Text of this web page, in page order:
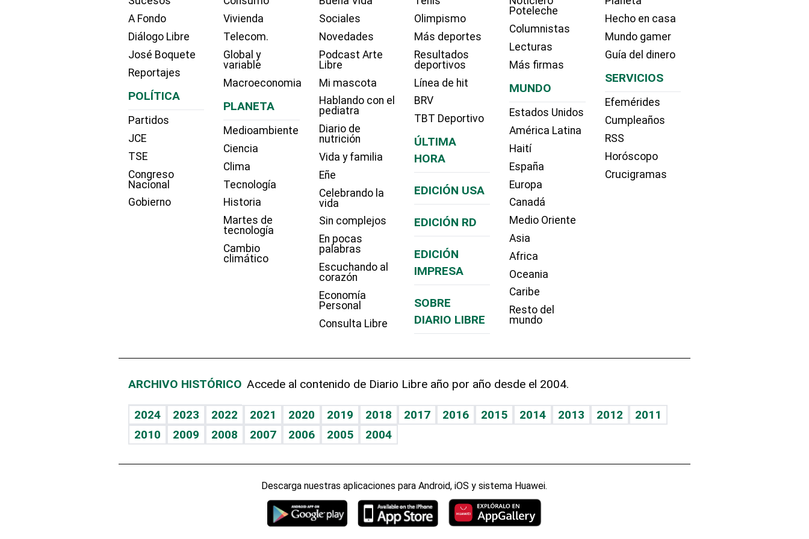
A Fondo
Diálogo Libre
José Boquete
Reportajes
POLÍTICA
Partidos
JCE
TSE
Congreso
Nacional
Gobierno
Vivienda
Telecom.
Global y
variable
Macroeconomia
PLANETA
Medioambiente
Ciencia
Clima
Tecnología
Historia
Martes de
tecnología
Cambio
climático
Sociales
Novedades
Podcast Arte
Libre
Mi mascota
Hablando con el
pediatra
Diario de
nutrición
Vida y familia
Eñe
Celebrando la
vida
Sin complejos
En pocas
palabras
Escuchando al
corazón
Economía
Personal
Consulta Libre
Olimpismo
Más deportes
Resultados
deportivos
Línea de hit
BRV
TBT Deportivo
ÚLTIMA
HORA
EDICIÓN USA
EDICIÓN RD
EDICIÓN
IMPRESA
SOBRE
DIARIO LIBRE
Poteleche
Columnistas
Lecturas
Más firmas
MUNDO
Estados Unidos
América Latina
Haití
España
Europa
Canadá
Medio Oriente
Asia
Africa
Oceania
Caribe
Resto del
mundo
Hecho en casa
Mundo gamer
Guía del dinero
SERVICIOS
Efemérides
Cumpleaños
RSS
Horóscopo
Crucigramas
ARCHIVO HISTÓRICO Accede al contenido de Diario Libre año por año desde el 2004.
2024 2023 2022 2021 2020 2019 2018 2017 2016 2015 2014 2013 2012
2011
2010
2009 2008 2007 2006 2005 2004
Descarga nuestras aplicaciones para Android, iOS y sistema Huawei.